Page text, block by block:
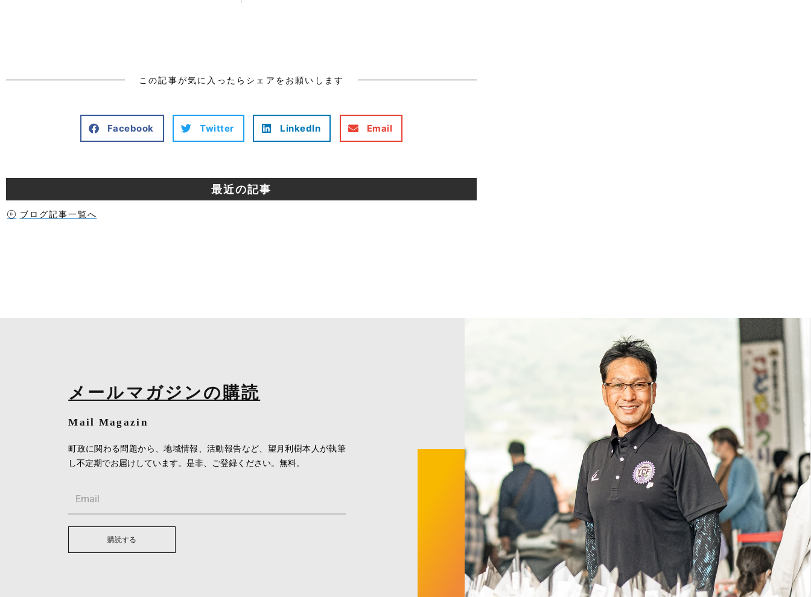
この記事が気に入ったらシェアをお願いします
Facebook Twitter LinkedIn Email
最近の記事
ブログ記事一覧へ
メールマガジンの購読
Mail Magazin
町政に関わる問題から、地域情報、活動報告など、望月利樹本人が執筆
し不定期でお届けしています。是非、ご登録ください。無料。
Email
購読する